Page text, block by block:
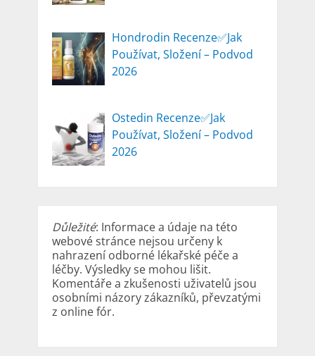
Hondrodin Recenze✅Jak
Používat, Složení – Podvod
2026
Ostedin Recenze✅Jak
Používat, Složení – Podvod
2026
Důležité: Informace a údaje na této
webové stránce nejsou určeny k
nahrazení odborné lékařské péče a
léčby. Výsledky se mohou lišit.
Komentáře a zkušenosti uživatelů jsou
osobními názory zákazníků, převzatými
z online fór.